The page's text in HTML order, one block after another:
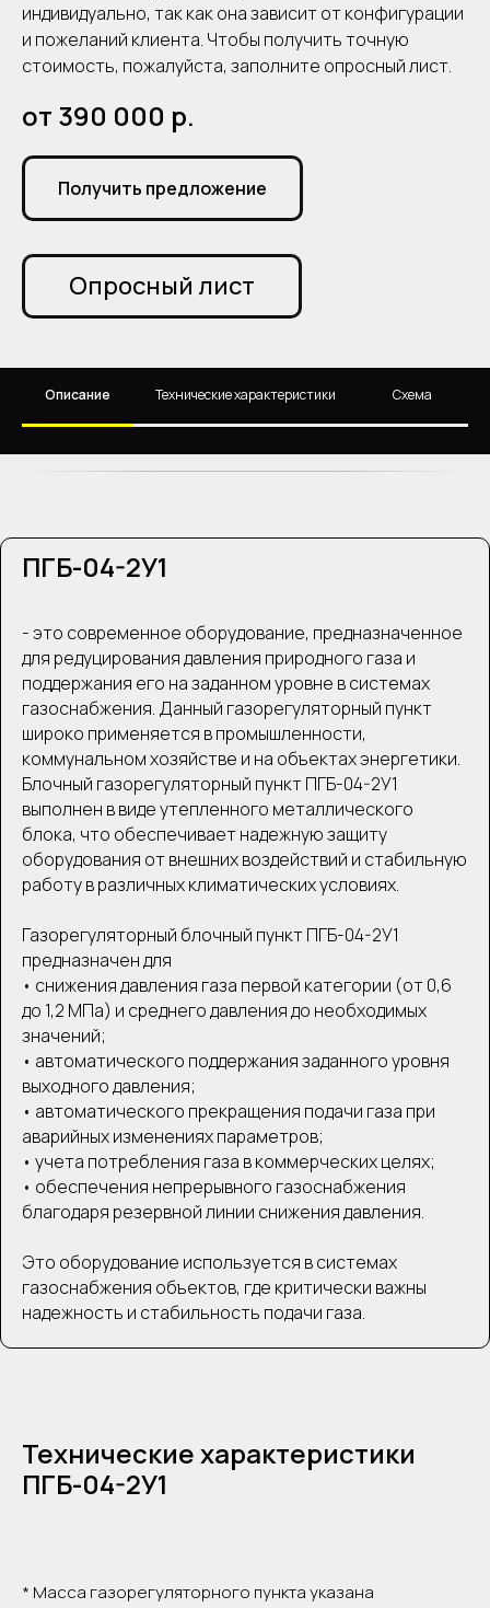
индивидуально, так как она зависит от конфигурации
и пожеланий клиента. Чтобы получить точную
стоимость, пожалуйста, заполните опросный лист.
от 390 000 р.
Получить предложение
Опросный лист
Описание Технические характеристики Схема
ПГБ-04-2У1
- это современное оборудование, предназначенное
для редуцирования давления природного газа и
поддержания его на заданном уровне в системах
газоснабжения. Данный газорегуляторный пункт
широко применяется в промышленности,
коммунальном хозяйстве и на объектах энергетики.
Блочный газорегуляторный пункт ПГБ-04-2У1
выполнен в виде утепленного металлического
блока, что обеспечивает надежную защиту
оборудования от внешних воздействий и стабильную
работу в различных климатических условиях.
Газорегуляторный блочный пункт ПГБ-04-2У1
предназначен для
• снижения давления газа первой категории (от 0,6
до 1,2 МПа) и среднего давления до необходимых
значений;
• автоматического поддержания заданного уровня
выходного давления;
• автоматического прекращения подачи газа при
аварийных изменениях параметров;
• учета потребления газа в коммерческих целях;
• обеспечения непрерывного газоснабжения
благодаря резервной линии снижения давления.
Это оборудование используется в системах
газоснабжения объектов, где критически важны
надежность и стабильность подачи газа.
Технические характеристики
ПГБ-04-2У1
Регулируемая среда
газ по ГОСТ
* Масса газорегуляторного пункта указана